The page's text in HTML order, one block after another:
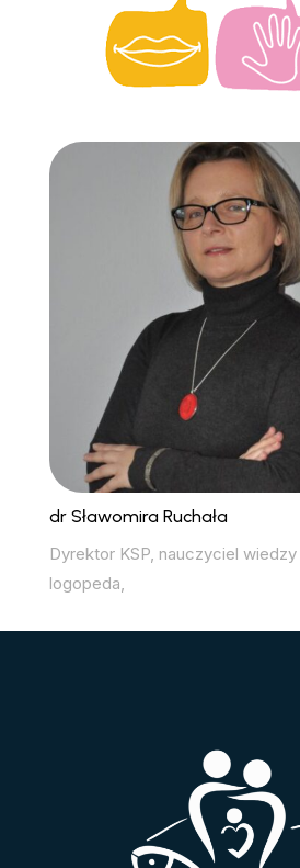
dr Sławomira Ruchała
Dyrektor KSP, nauczyciel
logopeda,